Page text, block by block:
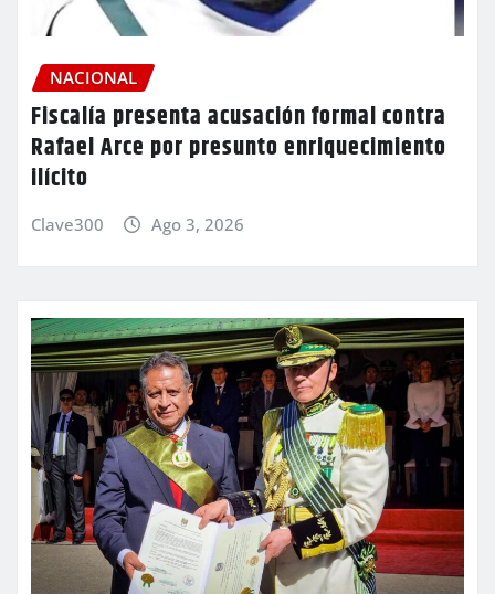
NACIONAL
Fiscalía presenta acusación formal contra
Rafael Arce por presunto enriquecimiento
ilícito
Clave300 Ago 3, 2026